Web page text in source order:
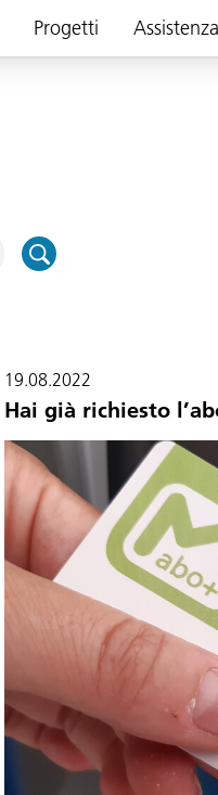
Progetti
19.08.2022
Hai già richiesto